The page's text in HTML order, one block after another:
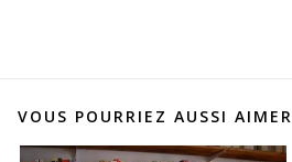
VOUS POURRIEZ AUSSI AIMER